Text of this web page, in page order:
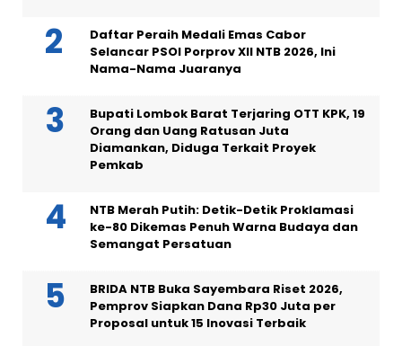
Daftar Peraih Medali Emas Cabor
Selancar PSOI Porprov XII NTB 2026, Ini
Nama-Nama Juaranya
Bupati Lombok Barat Terjaring OTT KPK, 19
Orang dan Uang Ratusan Juta
Diamankan, Diduga Terkait Proyek
Pemkab
NTB Merah Putih: Detik-Detik Proklamasi
ke-80 Dikemas Penuh Warna Budaya dan
Semangat Persatuan
BRIDA NTB Buka Sayembara Riset 2026,
Pemprov Siapkan Dana Rp30 Juta per
Proposal untuk 15 Inovasi Terbaik